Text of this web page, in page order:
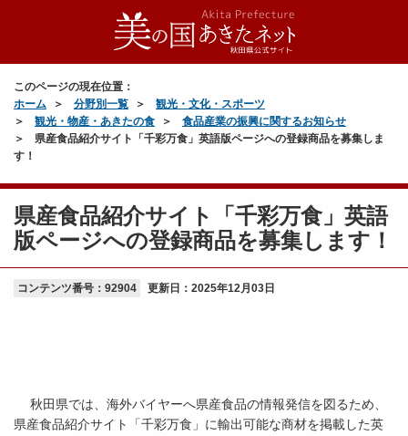
このページの現在位置：
ホーム
分野別一覧
観光・文化・スポーツ
観光・物産・あきたの食
食品産業の振興に関するお知らせ
県産食品紹介サイト「千彩万食」英語版ページへの登録商品を募集しま
す！
県産食品紹介サイト「千彩万食」英語
版ページへの登録商品を募集します！
コンテンツ番号：92904 更新日： 2025年12月03日
秋田県では、海外バイヤーへ県産食品の情報発信を図るため、
県産食品紹介サイト「千彩万食」に輸出可能な商材を掲載した英